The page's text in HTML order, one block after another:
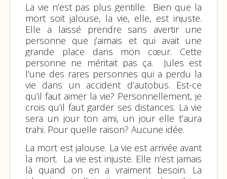
La vie n’est pas plus gentille. Bien que la
mort soit jalouse, la vie, elle, est injuste.
Elle a laissé prendre sans avertir une
personne que j’aimais et qui avait une
grande place dans mon cœur. Cette
personne ne méritait pas ça. Jules est
l’une des rares personnes qui a perdu la
vie dans un accident d’autobus. Est-ce
qu’il faut aimer la vie? Personnellement, je
crois qu’il faut garder ses distances. La vie
sera un jour ton ami, un jour elle t’aura
trahi. Pour quelle raison? Aucune idée.
La mort est jalouse. La vie est arrivée avant
la mort. La vie est injuste. Elle n’est jamais
là quand on en a vraiment besoin. La